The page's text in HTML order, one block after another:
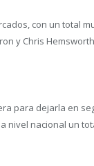
con un total
y Chris
para dejarla en
nivel nacional un